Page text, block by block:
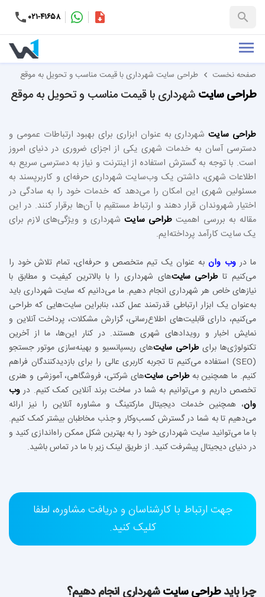
۰۲۱-۴۱۶۵۸
+۹۸-کاتالوگ
صفحه نخست طراحی سایت شهرداری با قیمت مناسب و تحویل به موقع
طراحی سایت شهرداری با قیمت مناسب و تحویل به موقع
طراحی سایتشهرداری به عنوان ابزاری برای بهبود ارتباطات عمومی و
دسترسی آسان به خدمات شهری یکی از اجزای ضروری در دنیای امروز
است. با توجه به گسترش استفاده از اینترنت و نیاز به دسترسی سریع به
اطلاعات شهری، داشتن یک وب‌سایت شهرداری حرفه‌ای و کاربرپسند به
مسئولین شهری این امکان را می‌دهد که خدمات خود را به سادگی در
اختیار شهروندان قرار دهند و ارتباط مستقیم با آن‌ها برقرار کنند. در این
مقاله به بررسی اهمیت طراحی سایت شهرداری و ویژگی‌های لازم برای
یک سایت کارآمد پرداخته‌ایم.
ما دروب وانبه عنوان یک تیم متخصص و حرفه‌ای، تمام تلاش خود را
می‌کنیم تاطراحی سایت‌های شهرداری را با بالاترین کیفیت و مطابق با
نیازهای خاص هر شهرداری انجام دهیم. ما می‌دانیم که سایت شهرداری باید
به‌عنوان یک ابزار ارتباطی قدرتمند عمل کند، بنابراین سایت‌هایی که طراحی
می‌کنیم، دارای قابلیت‌های اطلاع‌رسانی، گزارش مشکلات، پرداخت آنلاین و
نمایش اخبار و رویدادهای شهری هستند. در کنار این‌ها، ما از آخرین
تکنولوژی‌ها برایطراحی سایت‌های ریسپانسیو و بهینه‌سازی موتور جستجو
(SEO) استفاده می‌کنیم تا تجربه کاربری عالی را برای بازدیدکنندگان فراهم
کنیم. ما همچنین بهطراحی سایت‌های شرکتی، فروشگاهی، آموزشی و هنری
تخصص داریم و می‌توانیم به شما در ساخت برند آنلاین کمک کنیم. دروب
وان، همچنین خدمات دیجیتال مارکتینگ و مشاوره آنلاین را نیز ارائه
می‌دهیم تا به شما در گسترش کسب‌وکار و جذب مخاطبان بیشتر کمک کنیم.
با ما می‌توانید سایت شهرداری خود را به بهترین شکل ممکن راه‌اندازی کنید و
در دنیای دیجیتال پیشرفت کنید. از طریق لینک زیر با ما در تماس باشید.
جهت ارتباط با کارشناسان و دریافت مشاوره، لطفا
کلیک کنید.
چرا بایدطراحی سایتشهرداری انجام دهیم؟